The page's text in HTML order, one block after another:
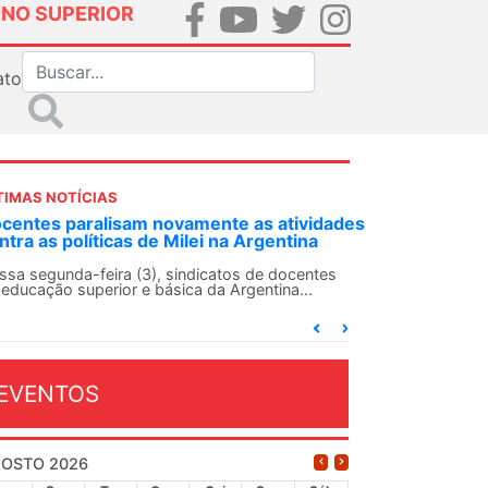
SUPERIOR
NOTÍCIAS
ANDES-SN convoca docentes para Dia de
Solidariedade Internacionalista com Cuba em
O ANDES-SN conclama suas seções sindicais e o
2026